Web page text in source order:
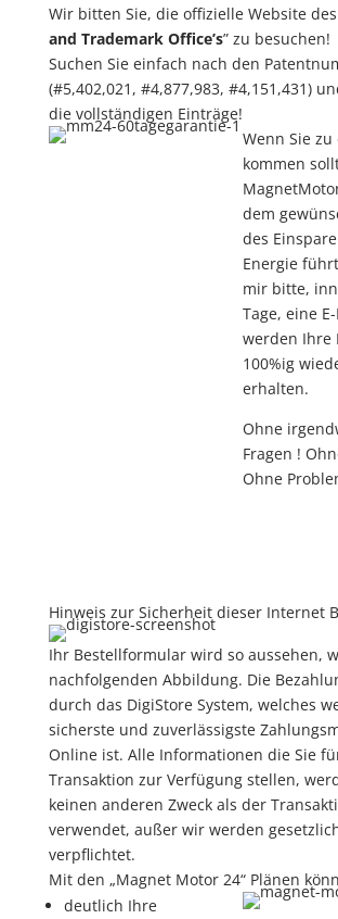
Wir bitten Sie, die offizielle Website des
and Trademark Office’s” zu besuchen!
Suchen Sie einfach nach den
(#5,402,021, #4,877,983, #4,151,431)
die vollständigen Einträge!
Wenn Sie zu
kommen
dem
des
Energie
mir bitte,
Tage, eine
werden Ihre
100%ig
erhalten.
Ohne
Fragen !
Ohne
Hinweis zur Sicherheit dieser Internet
Ihr Bestellformular wird so aussehen,
nachfolgenden Abbildung. Die
durch das DigiStore System, welches
sicherste und zuverlässigste
Online ist. Alle Informationen die Sie
Transaktion zur Verfügung stellen,
keinen anderen Zweck als der
verwendet, außer wir werden
verpflichtet.
Mit den „Magnet Motor 24“ Plänen
deutlich Ihre